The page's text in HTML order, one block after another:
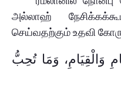
அல்லாஹ்
செய்வதற்கும் உதவி
وَالْقِيَامِ، وَمَا تُحِبُّ